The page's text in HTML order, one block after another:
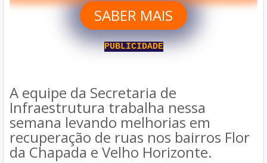
SABER MAIS
PUBLICIDADE
A equipe da Secretaria de
Infraestrutura trabalha nessa
semana levando melhorias em
recuperação de ruas nos bairros Flor
da Chapada e Velho Horizonte.